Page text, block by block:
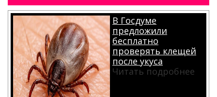
В Госдуме
предложили
бесплатно
проверять клещей
после укуса
Читать подробнее